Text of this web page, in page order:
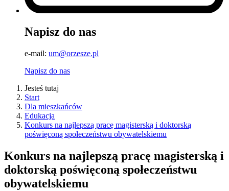
Napisz do nas
e-mail: um@orzesze.pl
Napisz do nas
Jesteś tutaj
Start
Dla mieszkańców
Edukacja
Konkurs na najlepszą pracę magisterską i doktorską
poświęconą społeczeństwu obywatelskiemu
Konkurs na najlepszą pracę magisterską i
doktorską poświęconą społeczeństwu
obywatelskiemu